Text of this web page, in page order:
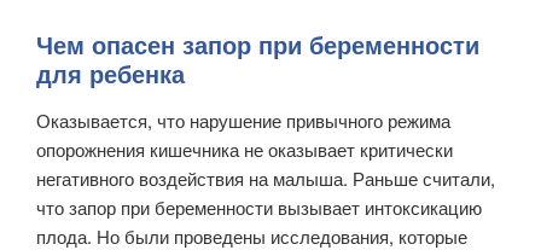
Чем опасен запор при беременности
для ребенка
Оказывается, что нарушение привычного режима
опорожнения кишечника не оказывает критически
негативного воздействия на малыша. Раньше считали,
что запор при беременности вызывает интоксикацию
плода. Но были проведены исследования, которые